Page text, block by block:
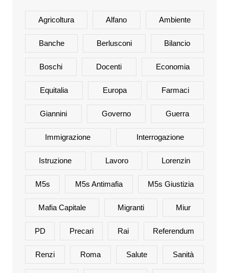
Agricoltura Alfano Ambiente
Banche Berlusconi Bilancio
Boschi Docenti Economia
Equitalia Europa Farmaci
Giannini Governo Guerra
Immigrazione Interrogazione
Istruzione Lavoro Lorenzin
M5s M5s Antimafia M5s Giustizia
Mafia Capitale Migranti Miur
PD Precari Rai Referendum
Renzi Roma Salute Sanità